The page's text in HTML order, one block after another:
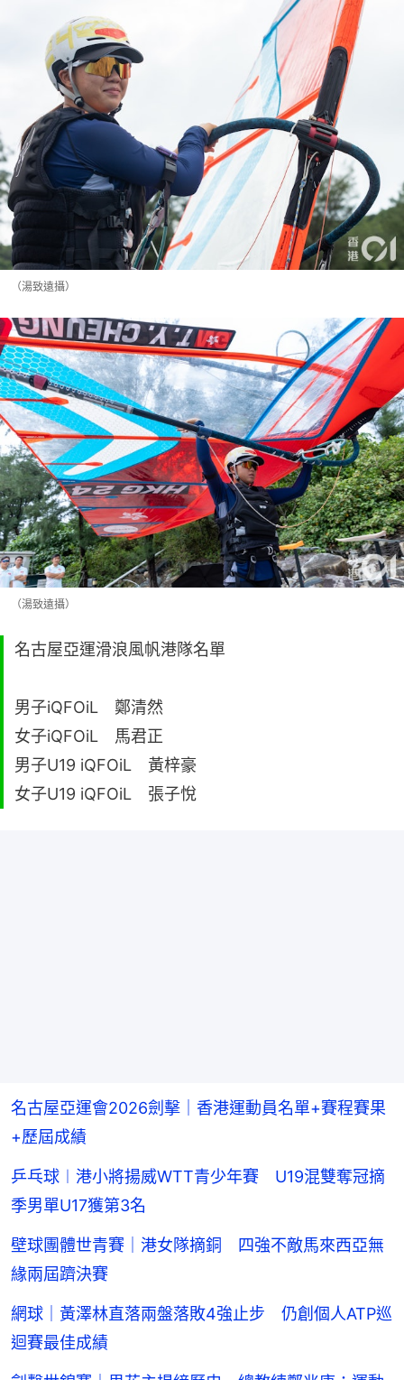
（湯致遠攝）
（湯致遠攝）
名古屋亞運滑浪風帆港隊名單
男子iQFOiL 鄭清然
女子iQFOiL 馬君正
男子U19 iQFOiL 黃梓豪
女子U19 iQFOiL 張子悅
名古屋亞運會2026劍擊｜香港運動員名單+賽程賽果
+歷屆成績
乒乓球︱港小將揚威WTT青少年賽 U19混雙奪冠摘
季男單U17獲第3名
壁球團體世青賽｜港女隊摘銅 四強不敵馬來西亞無
緣兩屆躋決賽
網球｜黃澤林直落兩盤落敗4強止步 仍創個人ATP巡
迴賽最佳成績